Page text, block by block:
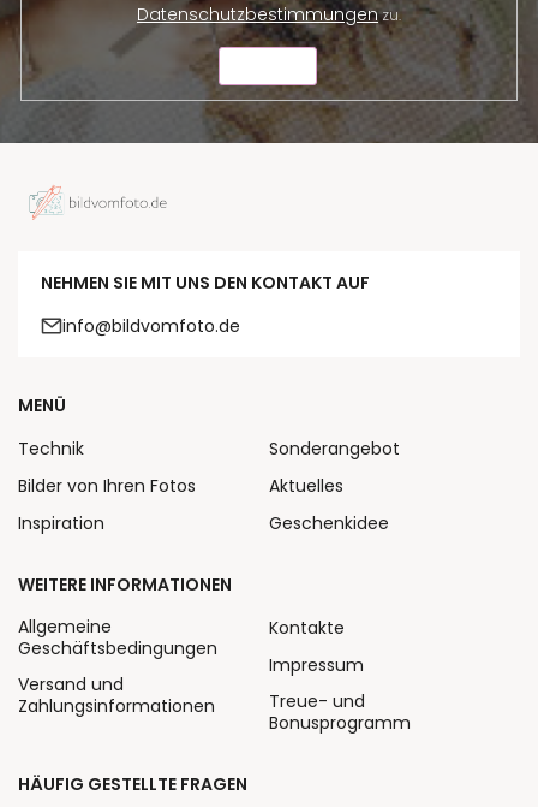
Datenschutzbestimmungenzu.
NEHMEN SIE MIT UNS DEN KONTAKT AUF
info@bildvomfoto.de
MENÜ
Technik
Bilder von Ihren Fotos
Inspiration
Sonderangebot
Aktuelles
Geschenkidee
WEITERE INFORMATIONEN
Allgemeine
Geschäftsbedingungen
Versand und
Zahlungsinformationen
Kontakte
Impressum
Treue- und
Bonusprogramm
HÄUFIG GESTELLTE FRAGEN